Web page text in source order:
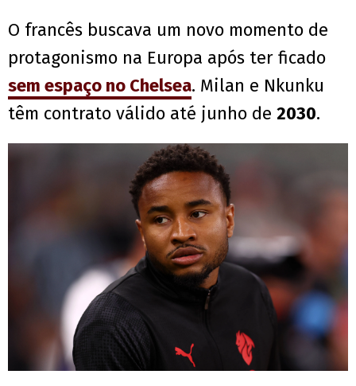
O francês buscava um novo momento de
protagonismo na Europa após ter ficado
sem espaço no Chelsea. Milan e Nkunku
têm contrato válido até junho de 2030.